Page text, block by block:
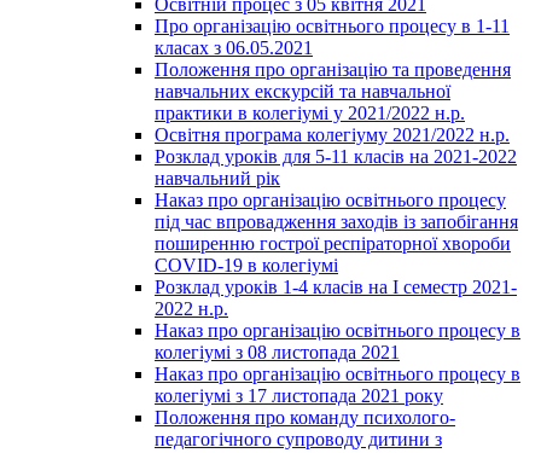
Освітній процес з 05 квітня 2021
Про організацію освітнього процесу в 1-11
класах з 06.05.2021
Положення про організацію та проведення
навчальних екскурсій та навчальної
практики в колегіумі у 2021/2022 н.р.
Освітня програма колегіуму 2021/2022 н.р.
Розклад уроків для 5-11 класів на 2021-2022
навчальний рік
Наказ про організацію освітнього процесу
під час впровадження заходів із запобігання
поширенню гострої респіраторної хвороби
COVID-19 в колегіумі
Розклад уроків 1-4 класів на І семестр 2021-
2022 н.р.
Наказ про організацію освітнього процесу в
колегіумі з 08 листопада 2021
Наказ про організацію освітнього процесу в
колегіумі з 17 листопада 2021 року
Положення про команду психолого-
педагогічного супроводу дитини з